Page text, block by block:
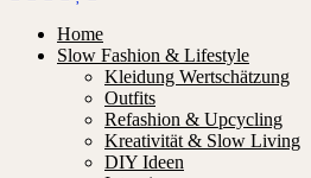
Home
Slow Fashion & Lifestyle
Kleidung Wertschätzung
Outfits
Refashion & Upcycling
Kreativität & Slow Living
DIY Ideen